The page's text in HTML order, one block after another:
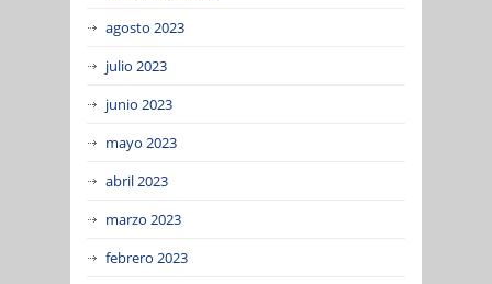
agosto 2023
julio 2023
junio 2023
mayo 2023
abril 2023
marzo 2023
febrero 2023